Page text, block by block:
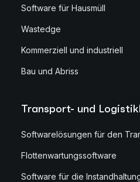
Software für Hausmüll
Wastedge
Kommerziell und industriell
Bau und Abriss
Transport- und
Softwarelösungen für den
Flottenwartungssoftware
Software für die